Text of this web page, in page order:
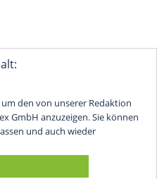
den von unserer Redaktion
GmbH anzuzeigen. Sie können
und auch wieder